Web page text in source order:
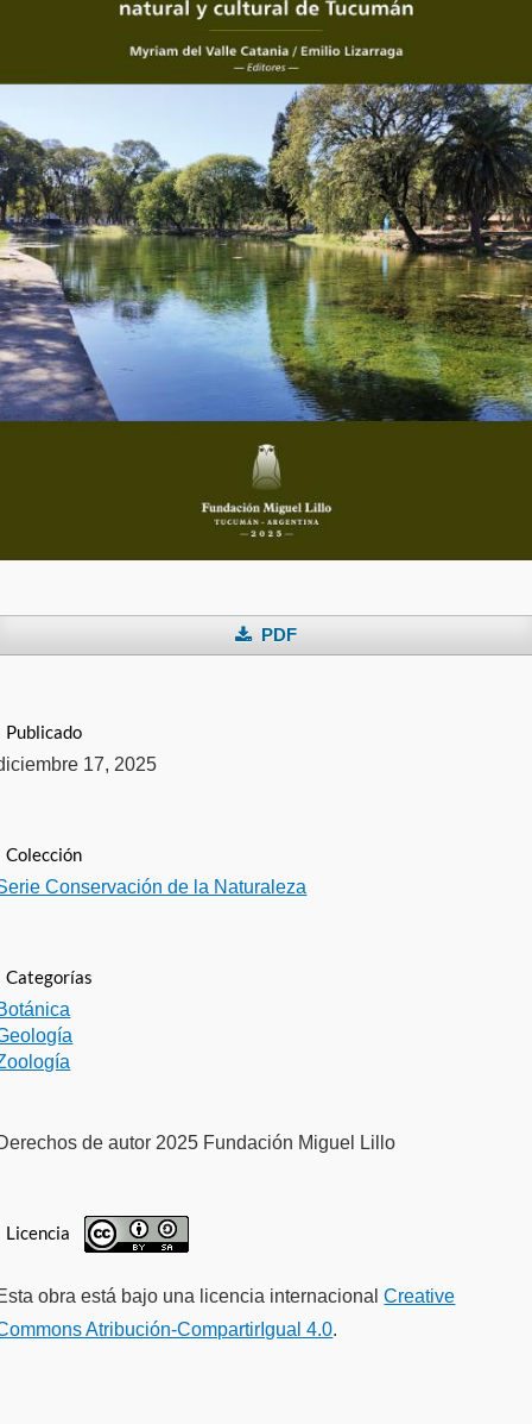
PDF
Publicado
17, 2025
Colección
Conservación de la Naturaleza
Categorías
de autor 2025 Fundación Miguel Lillo
Licencia
obra está bajo una licencia internacionalCreative
Atribución-CompartirIgual 4.0.